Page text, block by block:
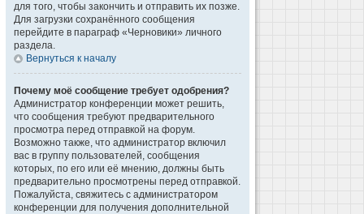
для того, чтобы закончить и отправить их позже.
Для загрузки сохранённого сообщения
перейдите в параграф «Черновики» личного
раздела.
Вернуться к началу
Почему моё сообщение требует одобрения?
Администратор конференции может решить,
что сообщения требуют предварительного
просмотра перед отправкой на форум.
Возможно также, что администратор включил
вас в группу пользователей, сообщения
которых, по его или её мнению, должны быть
предварительно просмотрены перед отправкой.
Пожалуйста, свяжитесь с администратором
конференции для получения дополнительной